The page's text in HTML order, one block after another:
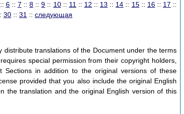
:: 6:: 7 ::8 ::9 :: 10:: 11 :: 12 :: 13 :: 14 :: 15:: 16:: 17 ::
30 :: 31 :: следующая
translations of the Document under the terms
special permission from their copyright holders,
in addition to the original versions of these
provided that you also include the original English
the translation and the original English version of this